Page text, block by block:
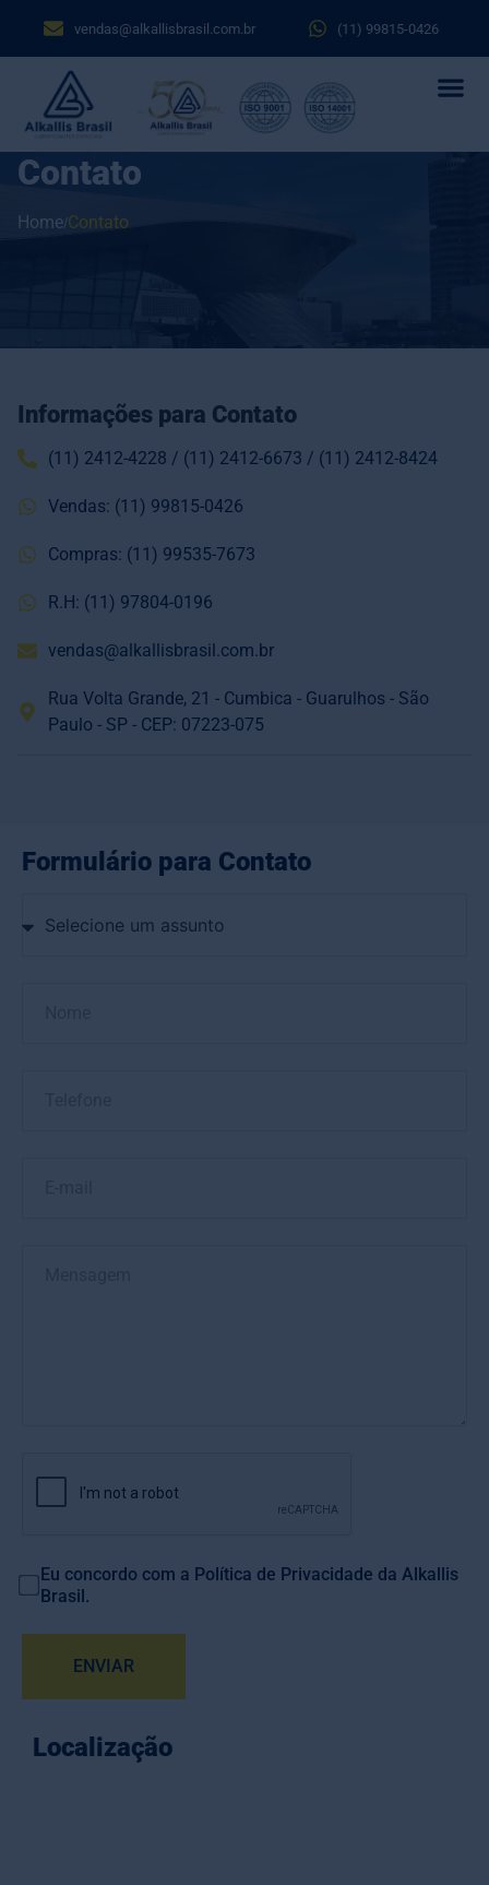
vendas@alkallisbrasil.com.br (11) 99815-0426
Contato
Home Contato
Informações para Contato
(11) 2412-4228 / (11) 2412-6673 / (11) 2412-8424
Vendas: (11) 99815-0426
Compras: (11) 99535-7673
R.H: (11) 97804-0196
vendas@alkallisbrasil.com.br
Rua Volta Grande, 21 - Cumbica - Guarulhos - São
Paulo - SP - CEP: 07223-075
Formulário para Contato
Eu concordo com a Política de Privacidade da Alkallis
Brasil.
ENVIAR
Localização